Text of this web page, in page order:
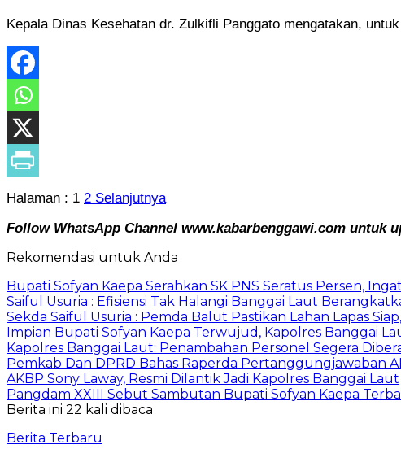
Kepala Dinas Kesehatan dr. Zulkifli Panggato mengatakan,
Halaman : 1 2 Selanjutnya
Follow WhatsApp Channel www.kabarbenggawi.com untuk
Rekomendasi untuk Anda
Bupati Sofyan Kaepa Serahkan SK PNS Seratus Persen,
Saiful Usuria : Efisiensi Tak Halangi Banggai Laut
Sekda Saiful Usuria : Pemda Balut Pastikan Lahan Lapas
Impian Bupati Sofyan Kaepa Terwujud, Kapolres Banggai
Kapolres Banggai Laut: Penambahan Personel Segera
Pemkab Dan DPRD Bahas Raperda Pertanggungjawaban
AKBP Sony Laway, Resmi Dilantik Jadi Kapolres Banggai Laut
Pangdam XXIII Sebut Sambutan Bupati Sofyan Kaepa
Berita ini 22 kali dibaca
Berita Terbaru